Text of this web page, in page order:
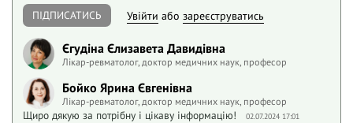
ПІДПИСАТИСЬ Увійти або зареєструватись
Єгудіна Єлизавета Давидівна
Лікар-ревматолог, доктор медичних наук, професор
Бойко Ярина Євгенівна
Лікар-ревматолог, доктор медичних наук, професор
Щиро дякую за потрібну і цікаву інформацію! 02.07.2024 17:01